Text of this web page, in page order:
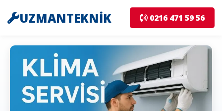
UZMANTEKNİK 0216 471 59 56